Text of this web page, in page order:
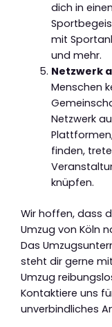
dich in
mit
und mehr.
Netzwerk
Menschen
Netzwerk
finden,
knüpfen.
Wir hoffen, dass
Umzug von Köln
Das
steht dir gerne
Umzug
Kontaktiere uns
unverbindliches